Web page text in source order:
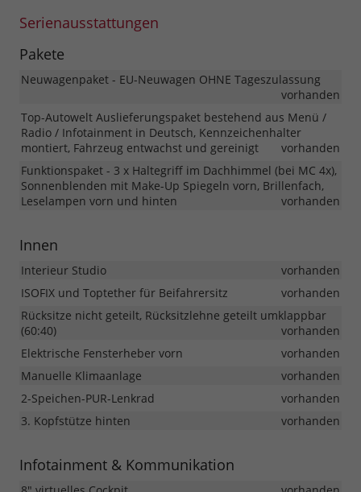
Serienausstattungen
Pakete
Neuwagenpaket - EU-Neuwagen OHNE Tageszulassung
vorhanden
Top-Autowelt Auslieferungspaket bestehend aus Menü /
Radio / Infotainment in Deutsch, Kennzeichenhalter
montiert, Fahrzeug entwachst und gereinigt
vorhanden
Funktionspaket - 3 x Haltegriff im Dachhimmel (bei MC 4x),
Sonnenblenden mit Make-Up Spiegeln vorn, Brillenfach,
Leselampen vorn und hinten
vorhanden
Innen
Interieur Studio
vorhanden
ISOFIX und Toptether für Beifahrersitz
vorhanden
Rücksitze nicht geteilt, Rücksitzlehne geteilt umklappbar
(60:40)
vorhanden
Elektrische Fensterheber vorn
vorhanden
Manuelle Klimaanlage
vorhanden
2-Speichen-PUR-Lenkrad
vorhanden
3. Kopfstütze hinten
vorhanden
Infotainment & Kommunikation